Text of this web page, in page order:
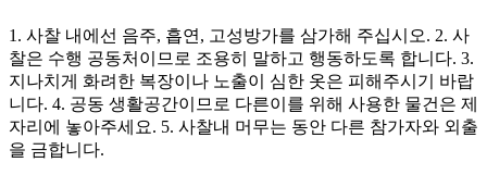
1. 사찰 내에선 음주, 흡연, 고성방가를 삼가해 주십시오. 2. 사
찰은 수행 공동처이므로 조용히 말하고 행동하도록 합니다. 3.
지나치게 화려한 복장이나 노출이 심한 옷은 피해주시기 바랍
니다. 4. 공동 생활공간이므로 다른이를 위해 사용한 물건은 제
자리에 놓아주세요. 5. 사찰내 머무는 동안 다른 참가자와 외출
을 금합니다.